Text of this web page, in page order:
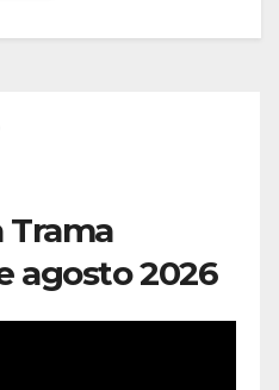
Trama
agosto 2026